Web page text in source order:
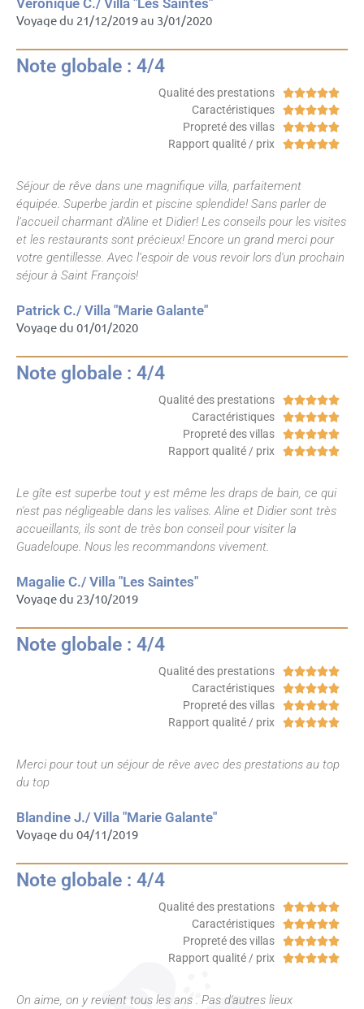
Véronique C./ Villa "Les Saintes"
Voyage du 21/12/2019 au 3/01/2020
Note globale : 4/4
Qualité des prestations 
Caractéristiques 
Propreté des villas 
Rapport qualité / prix 
Séjour de rêve dans une magnifique villa, parfaitement
équipée. Superbe jardin et piscine splendide! Sans parler de
l’accueil charmant d'Aline et Didier! Les conseils pour les visites
et les restaurants sont précieux! Encore un grand merci pour
votre gentillesse. Avec l’espoir de vous revoir lors d'un prochain
séjour à Saint François!
Patrick C./ Villa "Marie Galante"
Voyage du 01/01/2020
Note globale : 4/4
Qualité des prestations 
Caractéristiques 
Propreté des villas 
Rapport qualité / prix 
Le gîte est superbe tout y est même les draps de bain, ce qui
n'est pas négligeable dans les valises. Aline et Didier sont très
accueillants, ils sont de très bon conseil pour visiter la
Guadeloupe. Nous les recommandons vivement.
Magalie C./ Villa "Les Saintes"
Voyage du 23/10/2019
Note globale : 4/4
Qualité des prestations 
Caractéristiques 
Propreté des villas 
Rapport qualité / prix 
Merci pour tout un séjour de rêve avec des prestations au top
du top
Blandine J./ Villa "Marie Galante"
Voyage du 04/11/2019
Note globale : 4/4
Qualité des prestations 
Caractéristiques 
Propreté des villas 
Rapport qualité / prix 
On aime, on y revient tous les ans . Pas d'autres lieux